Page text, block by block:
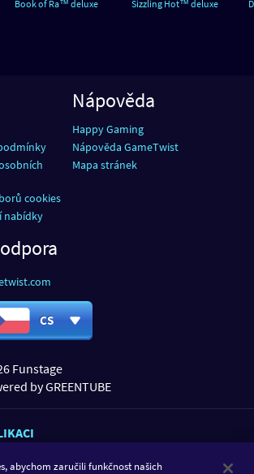
Book of Ra™ deluxe Sizzling Hot™ deluxe
cookies
nabídky
Nápověda
Happy Gaming
Nápověda GameTwist
Mapa stránek
CS
Funstage
by GREENTUBE
abychom zaručili funkčnost našich